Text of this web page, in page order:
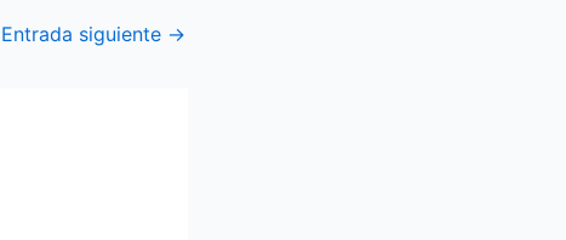
Entrada siguiente →